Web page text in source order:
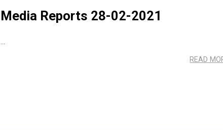
Media Reports 28-02-2021
...
READ